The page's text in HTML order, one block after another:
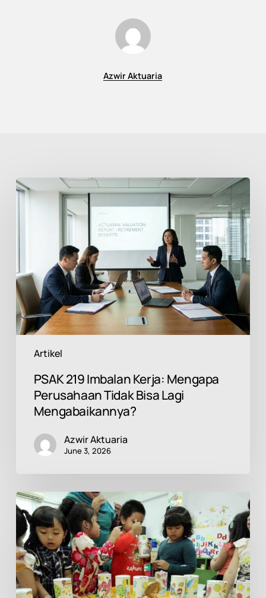
Azwir Aktuaria
Artikel
PSAK
219
Perusahaan
Bisa
Lagi
Mengabaikannya?
PSAK 219 Imbalan Kerja: Mengapa
Perusahaan Tidak Bisa Lagi
Mengabaikannya?
Azwir Aktuaria
June 3, 2026
Celengan
Lebih
Tepat
bagi
Penabung
Pemula